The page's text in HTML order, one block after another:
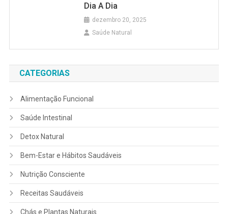
Dia A Dia
dezembro 20, 2025
Saúde Natural
CATEGORIAS
Alimentação Funcional
Saúde Intestinal
Detox Natural
Bem-Estar e Hábitos Saudáveis
Nutrição Consciente
Receitas Saudáveis
Chás e Plantas Naturais